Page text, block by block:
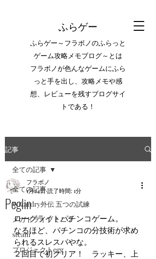
ふらゲー
ふらゲー～フラボノのふらっと
ゲーム攻略メモブログ～とは
フラボノが色んなゲームにふら
っと手を出し、攻略メモや感
想、レビューを残すブログサイ
トである！
記事
全ての記事
Wizardry外伝 五つの試練
メガドライブミニ２
steam
プロジェクトegg
全ての記事
Peglin
フラボノ
1月24日読了時間: 1分
ローグライトパチンコゲーム。
なるほど、パチンコの分技術が求め
られるスレスパやな。
２回目で初クリア！　ラッキー、上